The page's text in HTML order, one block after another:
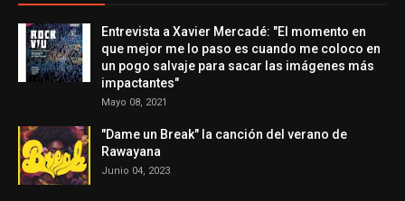
Entrevista a Xavier Mercadé: "El momento en
que mejor me lo paso es cuando me coloco en
un pogo salvaje para sacar las imágenes más
impactantes"
Mayo 08, 2021
"Dame un Break" la canción del verano de
Rawayana
Junio 04, 2023